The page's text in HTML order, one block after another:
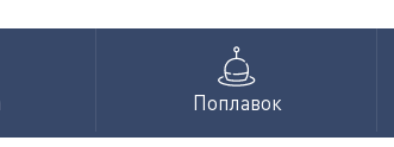
Поплавок